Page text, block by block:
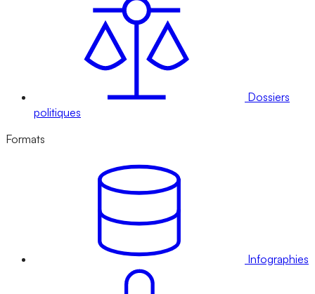
Dossiers
politiques
Formats
Infographies